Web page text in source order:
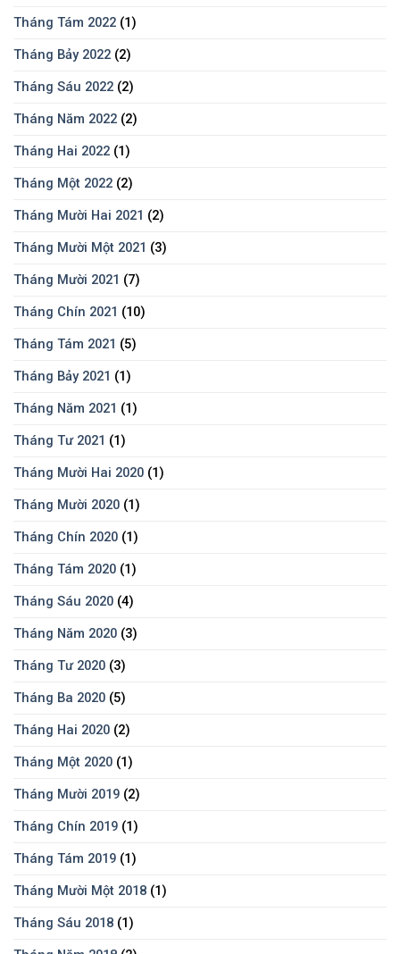
Tháng Tám 2022 (1)
Tháng Bảy 2022 (2)
Tháng Sáu 2022 (2)
Tháng Năm 2022 (2)
Tháng Hai 2022 (1)
Tháng Một 2022 (2)
Tháng Mười Hai 2021 (2)
Tháng Mười Một 2021 (3)
Tháng Mười 2021 (7)
Tháng Chín 2021 (10)
Tháng Tám 2021 (5)
Tháng Bảy 2021 (1)
Tháng Năm 2021 (1)
Tháng Tư 2021 (1)
Tháng Mười Hai 2020 (1)
Tháng Mười 2020 (1)
Tháng Chín 2020 (1)
Tháng Tám 2020 (1)
Tháng Sáu 2020 (4)
Tháng Năm 2020 (3)
Tháng Tư 2020 (3)
Tháng Ba 2020 (5)
Tháng Hai 2020 (2)
Tháng Một 2020 (1)
Tháng Mười 2019 (2)
Tháng Chín 2019 (1)
Tháng Tám 2019 (1)
Tháng Mười Một 2018 (1)
Tháng Sáu 2018 (1)